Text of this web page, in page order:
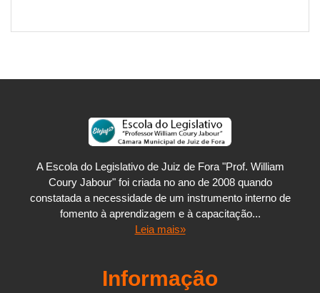
A Escola do Legislativo de Juiz de Fora "Prof. William
Coury Jabour" foi criada no ano de 2008 quando
constatada a necessidade de um instrumento interno de
fomento à aprendizagem e à capacitação...
Leia mais»
Informação